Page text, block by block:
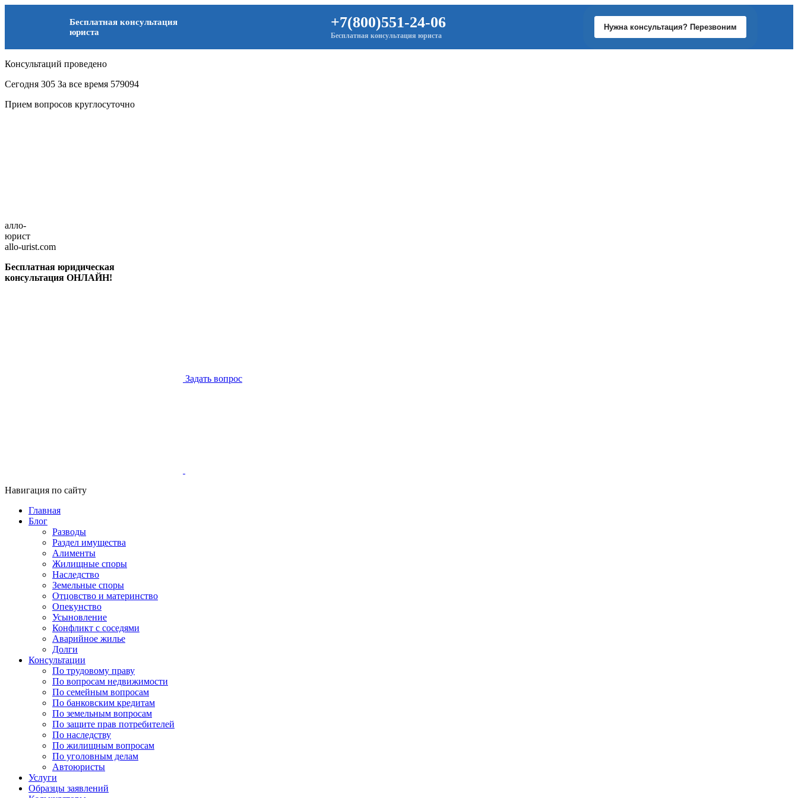
Бесплатная консультация
юриста
+7(800)551-24-06
Бесплатная консультация юриста
Нужна консультация? Перезвоним
Консультаций проведено
Сегодня 305 За все время 579094
Прием вопросов круглосуточно
алло-
юрист
allo-urist.com
Бесплатная юридическая
консультация ОНЛАЙН!
Задать вопрос
Навигация по сайту
Главная
Блог
Разводы
Раздел имущества
Алименты
Жилищные споры
Наследство
Земельные споры
Отцовство и материнство
Опекунство
Усыновление
Конфликт с соседями
Аварийное жилье
Долги
Консультации
По трудовому праву
По вопросам недвижимости
По семейным вопросам
По банковским кредитам
По земельным вопросам
По защите прав потребителей
По наследству
По жилищным вопросам
По уголовным делам
Автоюристы
Услуги
Образцы заявлений